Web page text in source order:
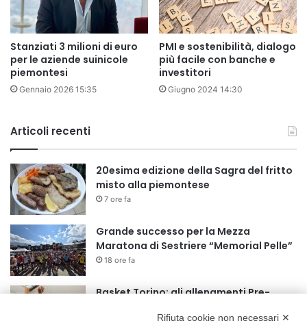
Stanziati 3 milioni di euro
per le aziende suinicole
piemontesi
Gennaio 2026 15:35
PMI e sostenibilità, dialogo
più facile con banche e
investitori
Giugno 2024 14:30
Articoli recenti
20esima edizione della Sagra del fritto
misto alla piemontese
7 ore fa
Grande successo per la Mezza
Maratona di Sestriere “Memorial Pelle”
18 ore fa
Basket Torino: gli allenamenti Pre-
Rifiuta cookie non necessari ✕